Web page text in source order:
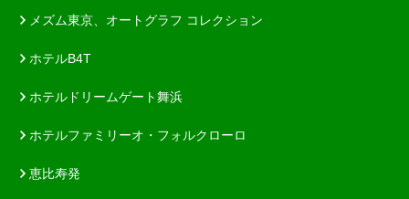
メズム東京、オートグラフ コレクション
ホテルB4T
ホテルドリームゲート舞浜
ホテルファミリーオ・フォルクローロ
恵比寿発